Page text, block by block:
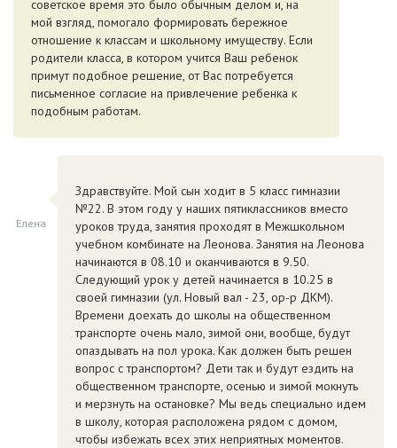
советское время это было обычным делом и, на
мой взгляд, помогало формировать бережное
отношение к классам и школьному имуществу. Если
родители класса, в котором учится Ваш ребенок
примут подобное решение, от Вас потребуется
письменное согласие на привлечение ребенка к
подобным работам.
Елена
Здравствуйте. Мой сын ходит в 5 класс гимназии
№22. В этом году у наших пятиклассников вместо
уроков труда, занятия проходят в Межшкольном
учебном комбинате на Леонова. Занятия на Леонова
начинаются в 08.10 и оканчиваются в 9.50.
Следующий урок у детей начинается в 10.25 в
своей гимназии (ул. Новый вал - 23, ор-р ДКМ).
Времени доехать до школы на общественном
транспорте очень мало, зимой они, вообще, будут
опаздывать на пол урока. Как должен быть решен
вопрос с транспортом? Дети так и будут ездить на
общественном транспорте, осенью и зимой мокнуть
и мерзнуть на остановке? Мы ведь специально идем
в школу, которая расположена рядом с домом,
чтобы избежать всех этих неприятных моментов.